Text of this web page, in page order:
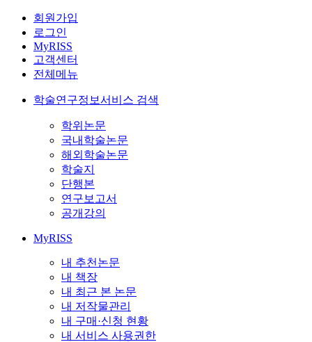
회원가입
로그인
MyRISS
고객센터
전체메뉴
학술연구정보서비스 검색
학위논문
국내학술논문
해외학술논문
학술지
단행본
연구보고서
공개강의
MyRISS
내 추천논문
내 책장
내 최근 본 논문
내 저작물관리
내 구매·신청 현황
내 서비스 사용권한